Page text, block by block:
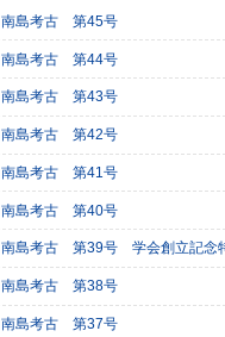
南島考古 第45号
南島考古 第44号
南島考古 第43号
南島考古 第42号
南島考古 第41号
南島考古 第40号
南島考古 第39号 学会創立記念
南島考古 第38号
南島考古 第37号